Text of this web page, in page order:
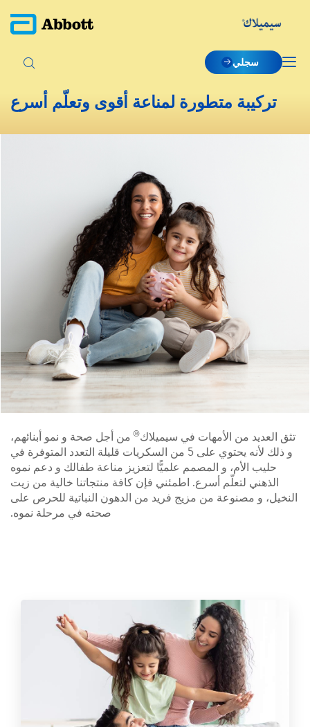
سجلي
تركيبة متطورة لمناعة أقوى وتعلّم أسرع
تثق العديد من الأمهات في سيميلاك® من أجل صحة و نمو أبنائهم،
و ذلك لأنه يحتوي على 5 من السكريات قليلة التعدد المتوفرة في
حليب الأم، و المصمم علميًّا لتعزيز مناعة طفالك و دعم نموه
الذهني لتعلّم أسرع. اطمئني فإن كافة منتجاتنا خالية من زيت
النخيل، و مصنوعة من مزيج فريد من الدهون النباتية للحرص على
صحته في مرحلة نموه.